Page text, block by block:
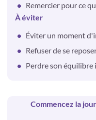
Remercier pour ce
À éviter
Éviter un moment
Refuser de se
Perdre son
Commencez la